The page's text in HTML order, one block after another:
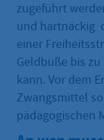
zugeführt
und hartnäckig
einer
Geldbuße bis
kann. Vor dem
Zwangsmittel
pädagogischen